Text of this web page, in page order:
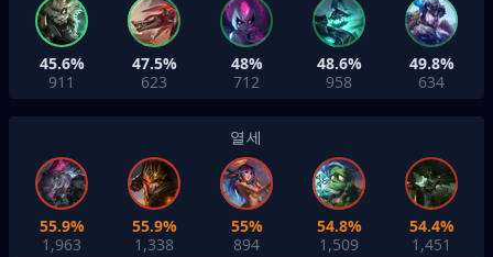
45.6%
911
47.5%
623
48%
712
48.6%
958
49.8%
634
열세
55.9%
1,963
55.9%
1,338
55%
894
54.8%
1,509
54.4%
1,451